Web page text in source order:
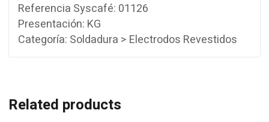
Referencia Syscafé: 01126
Presentación: KG
Categoría: Soldadura > Electrodos Revestidos
Related products